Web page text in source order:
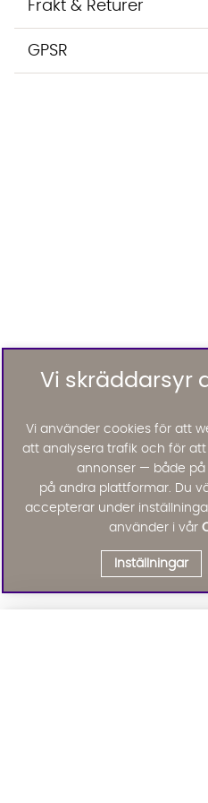
Frakt & Returer
GPSR
Vi skräddarsyr
Vi använder cookies för att
att analysera trafik och för
annonser — både
på andra plattformar. Du
accepterar under
använder i vår
Inställningar